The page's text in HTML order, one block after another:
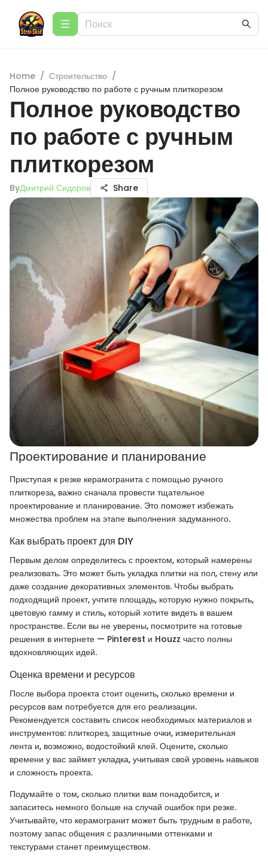
Home / Строительство /
Полное руководство по работе с ручным плиткорезом
Полное руководство
по работе с ручным
плиткорезом
ByДмитрий Сидоров Share
Проектирование и планирование
Приступая к резке керамогранита с помощью ручного
плиткореза, важно сначала провести тщательное
проектирование и планирование. Это поможет избежать
множества проблем на этапе выполнения задуманного.
Как выбрать проект для DIY
Первым делом определитесь с проектом, который намерены
реализовать. Это может быть укладка плитки на пол, стену или
даже создание декоративных элементов. Чтобы выбрать
подходящий проект, учтите площадь, которую нужно покрыть,
цветовую гамму и стиль, который хотите видеть в вашем
пространстве. Если вы не уверены, посмотрите на готовые
решения в интернете — Pinterest и Houzz часто полны
вдохновляющих идей.
Оценка времени и ресурсов
После выбора проекта стоит оценить, сколько времени и
ресурсов вам потребуется для его реализации.
Рекомендуется составить список необходимых материалов и
инструментов: плиткорез, защитные очки, измерительная
лента и, возможно, водостойкий клей. Оцените, сколько
времени у вас займет укладка, учитывая свой уровень навыков
и сложность проекта.
Подумайте о том, сколько плитки вам понадобится, и
запаситесь немного больше на случай ошибок при резке.
Учитывайте, что керамогранит может быть трудным в работе,
поэтому запас общения с различными оттенками и
текстурами станет преимуществом.